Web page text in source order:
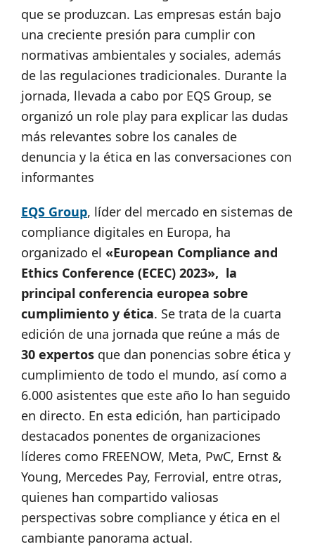
que se produzcan. Las empresas están bajo
una creciente presión para cumplir con
normativas ambientales y sociales, además
de las regulaciones tradicionales. Durante la
jornada, llevada a cabo por EQS Group, se
organizó un role play para explicar las dudas
más relevantes sobre los canales de
denuncia y la ética en las conversaciones con
informantes
EQS Group, líder del mercado en sistemas de
compliance digitales en Europa, ha
organizado el «European Compliance and
Ethics Conference (ECEC) 2023», la
principal conferencia europea sobre
cumplimiento y ética. Se trata de la cuarta
edición de una jornada que reúne a más de
30 expertos que dan ponencias sobre ética y
cumplimiento de todo el mundo, así como a
6.000 asistentes que este año lo han seguido
en directo. En esta edición, han participado
destacados ponentes de organizaciones
líderes como FREENOW, Meta, PwC, Ernst &
Young, Mercedes Pay, Ferrovial, entre otras,
quienes han compartido valiosas
perspectivas sobre compliance y ética en el
cambiante panorama actual.